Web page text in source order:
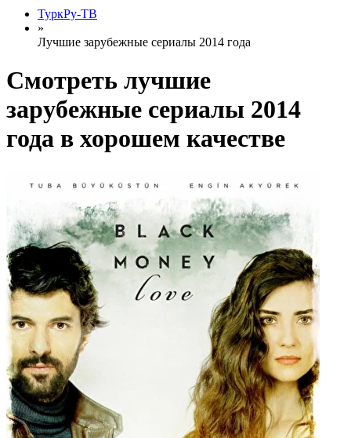
ТуркРу-ТВ
»
Лучшие зарубежные сериалы 2014 года
Смотреть лучшие
зарубежные сериалы 2014
года в хорошем качестве